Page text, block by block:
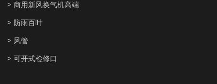
> 商用新风换气机高端
> 防雨百叶
> 风管
> 可开式检修口